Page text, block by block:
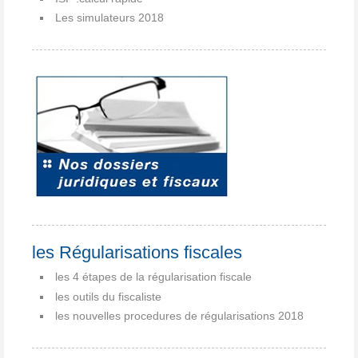
Les simulateurs 2018
les Régularisations fiscales
les 4 étapes de la régularisation fiscale
les outils du fiscaliste
les nouvelles procedures de régularisations 2018